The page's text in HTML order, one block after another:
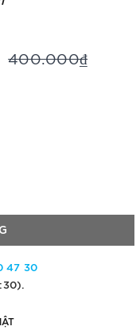
400.000₫
47 30